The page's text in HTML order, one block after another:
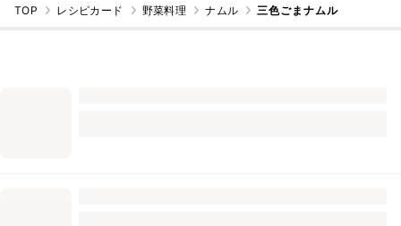
TOP レシピカード 野菜料理 ナムル 三色ごまナムル